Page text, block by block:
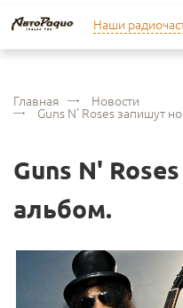
Наши
Главная Новости
Guns N' Roses запишут
Guns N'
альбом.